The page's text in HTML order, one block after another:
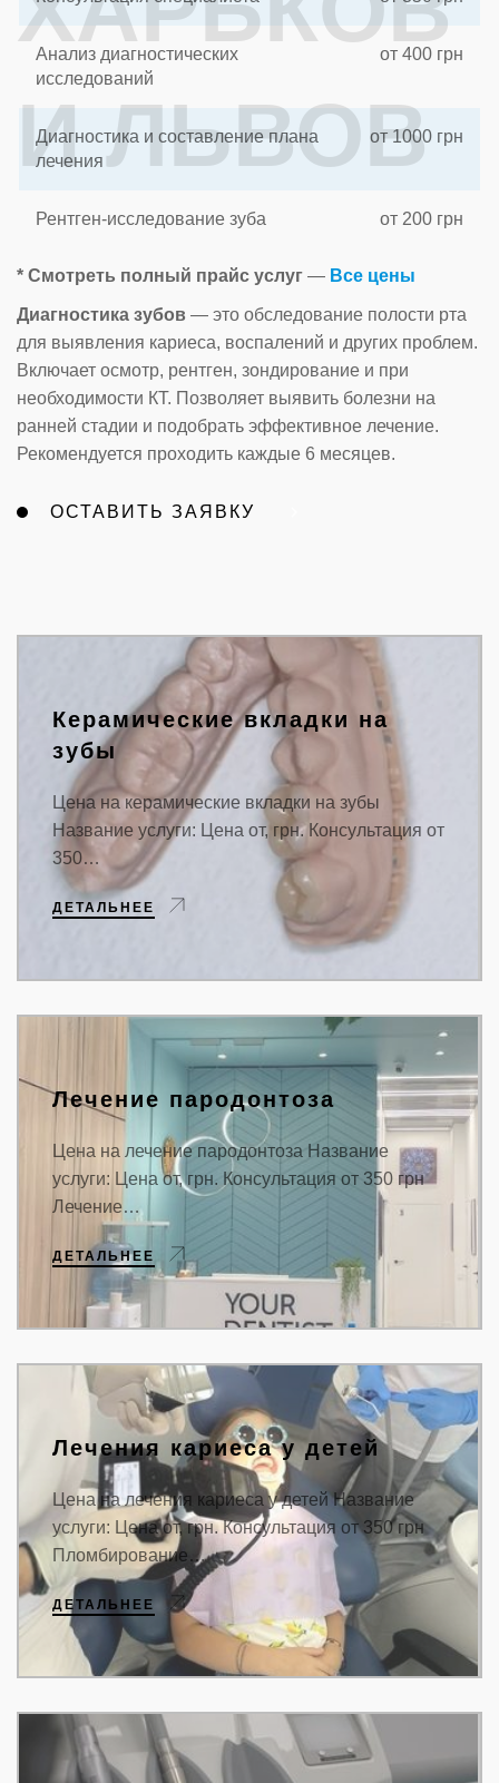
И ЛЬВОВ
Анализ диагностических
исследований
от 400 грн
Диагностика и составление плана
лечения
от 1000 грн
Рентген-исследование зуба от 200 грн
* Смотреть полный прайс услуг — Все цены
Диагностика зубов — это обследование полости рта
для выявления кариеса, воспалений и других проблем.
Включает осмотр, рентген, зондирование и при
необходимости КТ. Позволяет выявить болезни на
ранней стадии и подобрать эффективное лечение.
Рекомендуется проходить каждые 6 месяцев.
ОСТАВИТЬ ЗАЯВКУ
Керамические вкладки на
зубы
Цена на керамические вкладки на зубы
Название услуги: Цена от, грн. Консультация от
350…
ДЕТАЛЬНЕЕ
Лечение пародонтоза
Цена на лечение пародонтоза Название
услуги: Цена от, грн. Консультация от 350 грн
Лечение…
ДЕТАЛЬНЕЕ
Лечения кариеса у детей
Цена на лечения кариеса у детей Название
услуги: Цена от, грн. Консультация от 350 грн
Пломбирование…
ДЕТАЛЬНЕЕ